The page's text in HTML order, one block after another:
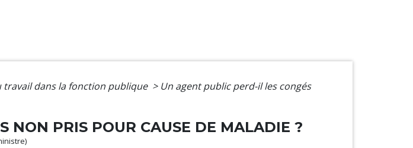
travail dans la fonction publique > Un agent public perd-il les congés
NON PRIS POUR CAUSE DE MALADIE ?